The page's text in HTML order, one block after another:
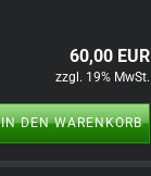
60,00 EUR
zzgl. 19% MwSt.
IN DEN WARENKORB